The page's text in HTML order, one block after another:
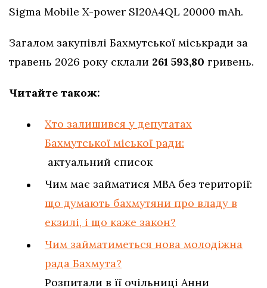
Sigma Mobile X-power SI20A4QL 20000 mAh.
Загалом закупівлі Бахмутської міськради за
травень 2026 року склали 261 593,80 гривень.
Читайте також:
Хто залишився у депутатах
Бахмутської міської ради:
актуальний список
Чим має займатися МВА без території:
що думають бахмутяни про владу в
екзилі, і що каже закон?
Чим займатиметься нова молодіжна
рада Бахмута?
Розпитали в її очільниці Анни